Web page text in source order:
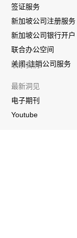
签证服务
新加坡公司注册服务
新加坡公司银行开户
联合办公空间
关闭-注销公司服务
联系我们
最新洞见
电子期刊
Youtube